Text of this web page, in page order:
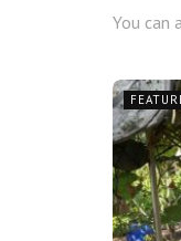
You can